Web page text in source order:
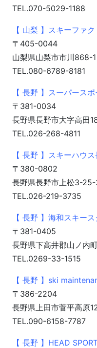
TEL.070-5029-1188
【 山梨 】スキーファ
〒405-0044
山梨県山梨市市川868-1
TEL.080-6789-8181
【 長野 】スーパース
〒381-0034
長野県長野市大字高田
TEL.026-268-4811
【 長野 】スキーハウ
〒380-0802
長野県長野市上松3-
TEL.026-219-3735
【 長野 】海和スキー
〒381-0405
長野県下高井郡山ノ内
TEL.0269-33-1515
【 長野 】ski
〒386-2204
長野県上田市菅平高原
TEL.090-6158-7787
【 長野 】HEAD